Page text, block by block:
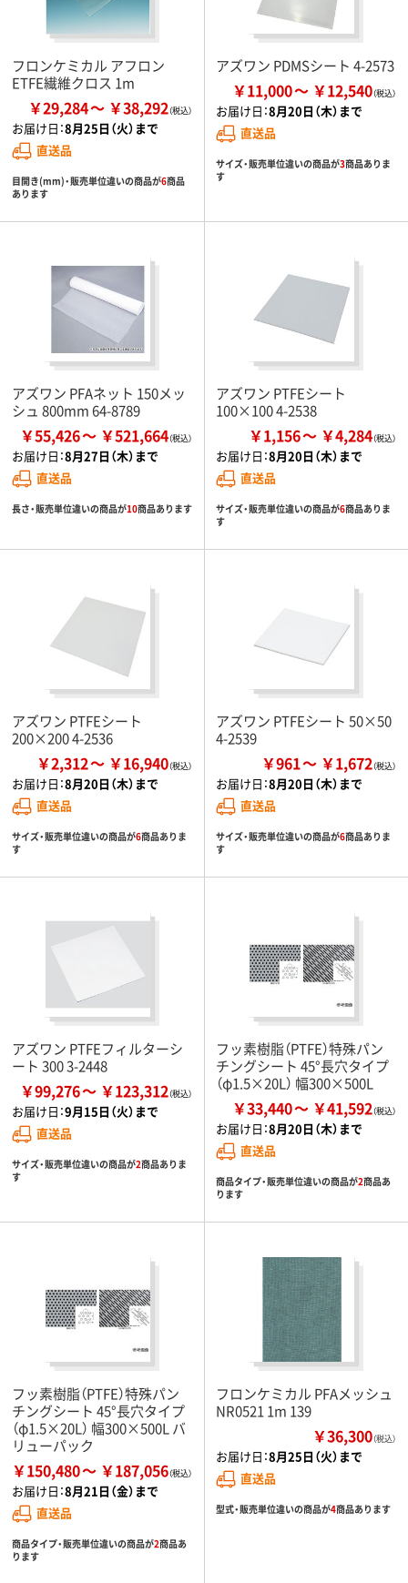
フロンケミカル アフロン
ETFE繊維クロス 1m
￥29,284 ￥38,292
お届け日：8月25日（火）まで
直送品
目開き(mm)・販売単位違いの商品が6商品
あります
アズワン PDMSシート 4-2573
￥11,000 ￥12,540
お届け日：8月20日（木）まで
直送品
サイズ・販売単位違いの商品が3商品ありま
す
アズワン PFAネット 150メッ
シュ 800mm 64-8789
￥55,426 ￥521,664
お届け日：8月27日（木）まで
直送品
長さ・販売単位違いの商品が10商品あります
アズワン PTFEシート
100×100 4-2538
￥1,156 ￥4,284
お届け日：8月20日（木）まで
直送品
サイズ・販売単位違いの商品が6商品ありま
す
アズワン PTFEシート
200×200 4-2536
￥2,312 ￥16,940
お届け日：8月20日（木）まで
直送品
サイズ・販売単位違いの商品が6商品ありま
す
アズワン PTFEシート 50×50
4-2539
￥961 ￥1,672
お届け日：8月20日（木）まで
直送品
サイズ・販売単位違いの商品が6商品ありま
す
アズワン PTFEフィルターシ
ート 300 3-2448
￥99,276 ￥123,312
お届け日：9月15日（火）まで
直送品
サイズ・販売単位違いの商品が2商品ありま
す
フッ素樹脂（PTFE）特殊パン
チングシート 45°長穴タイプ
（φ1.5×20L） 幅300×500L
￥33,440 ￥41,592
お届け日：8月20日（木）まで
直送品
商品タイプ・販売単位違いの商品が2商品あ
ります
フッ素樹脂（PTFE）特殊パン
チングシート 45°長穴タイプ
（φ1.5×20L） 幅300×500L バ
リューパック
￥150,480 ￥187,056
お届け日：8月21日（金）まで
直送品
商品タイプ・販売単位違いの商品が2商品あ
ります
フロンケミカル PFAメッシュ
NR0521 1m 139
￥36,300（税込）
お届け日：8月25日（火）まで
直送品
型式・販売単位違いの商品が4商品あります